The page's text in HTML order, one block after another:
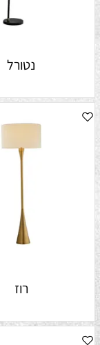
נטורל
רוז